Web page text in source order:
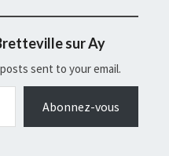
sur Ay
sent to your email.
Abonnez-vous